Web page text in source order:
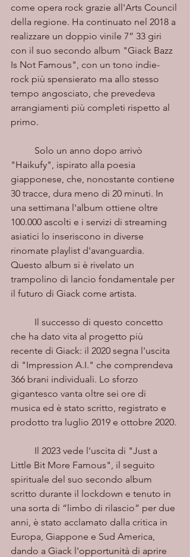
come opera rock grazie all'Arts Council
della regione. Ha continuato nel 2018 a
realizzare un doppio vinile 7” 33 giri
con il suo secondo album "Giack Bazz
Is Not Famous", con un tono indie-
rock più spensierato ma allo stesso
tempo angosciato, che prevedeva
arrangiamenti più completi rispetto al
primo.
"Haikufy", ispirato alla poesia
giapponese, che, nonostante contiene
30 tracce, dura meno di 20 minuti. In
una settimana l'album ottiene oltre
100.000 ascolti e i servizi di streaming
asiatici lo inseriscono in diverse
rinomate playlist d'avanguardia.
Questo album si è rivelato un
trampolino di lancio fondamentale per
il futuro di Giack come artista.
che ha dato vita al progetto più
recente di Giack: il 2020 segna l'uscita
di "Impression A.I." che comprendeva
366 brani individuali. Lo sforzo
gigantesco vanta oltre sei ore di
musica ed è stato scritto, registrato e
prodotto tra luglio 2019 e ottobre 2020.
Little Bit More Famous", il seguito
spirituale del suo secondo album
scritto durante il lockdown e tenuto in
una sorta di “limbo di rilascio” per due
anni, è stato acclamato dalla critica in
Europa, Giappone e Sud America,
dando a Giack l'opportunità di aprire